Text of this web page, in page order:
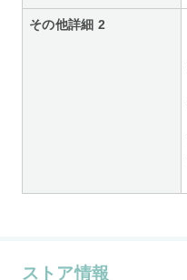
その他詳細 2
ストア情報